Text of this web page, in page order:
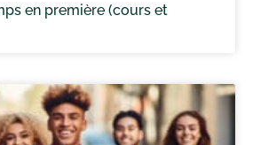
en première (cours et